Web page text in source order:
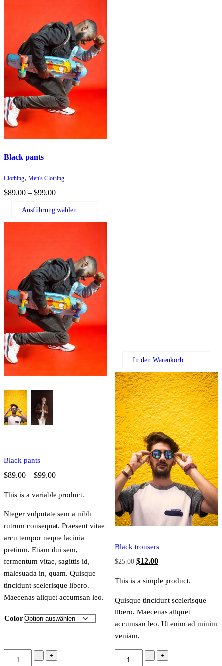
Black pants
Clothing, Men's Clothing
$89.00 – $99.00Preisspanne:
Ausführung wählen
Black pants
$89.00 – $99.00Preisspanne:
bis
$99.00
This is a variable product.
Nteger vulputate sem a nibh
rutrum consequat. Praesent vitae
arcu tempor neque lacinia
pretium. Etiam dui sem,
fermentum vitae, sagittis id,
malesuada in, quam. Quisque
tincidunt scelerisque libero.
Maecenas aliquet accumsan leo.
Color
- +
In den Warenkorb
Black trousers
$25.00 Ursprünglicher
war:
$25.00
$12.00Aktueller
ist:
$12.00.
This is a simple product.
Quisque tincidunt scelerisque
libero. Maecenas aliquet
accumsan leo. Ut enim ad minim
veniam.
- +